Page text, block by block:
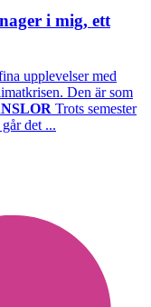
i mig, ett
upplevelser med
Den är som
Trots semester
det ...